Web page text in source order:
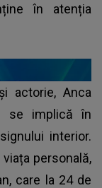
în atenția
actorie, Anca
se implică în
interior.
personală,
care la 24 de